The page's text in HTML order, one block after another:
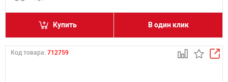
Купить В один клик
Код товара: 712759